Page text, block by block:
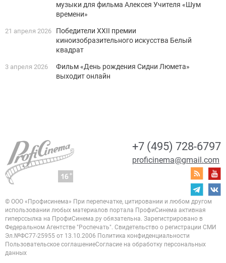
музыки для фильма Алексея Учителя «Шум
времени»
21 апреля 2026
Победители XXII премии
киноизобразительного искусства Белый
квадрат
3 апреля 2026
Фильм «День рождения Сидни Люмета»
выходит онлайн
+7 (495) 728-6797
proficinema@gmail.com
© ООО «Профисинема» При перепечатке, цитировании и любом другом
использовании любых материалов портала ПрофиСинема активная
гиперссылка на ПрофиСинема.ру обязательна. Зарегистрировано в
Федеральном Агентстве "Роспечать". Свидетельство о регистрации СМИ
Эл.№ФС77-25955 от 13.10.2006 Политика конфиденциальности
Пользовательское соглашениеСогласие на обработку персональных
данных